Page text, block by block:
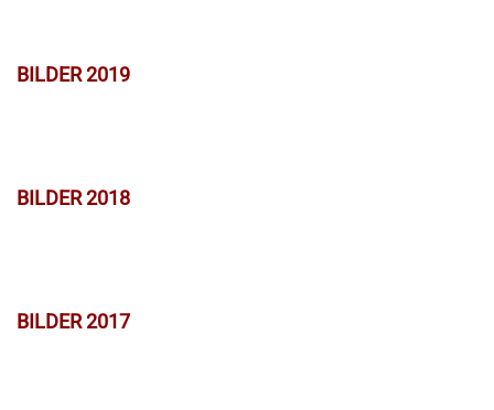
BILDER 2019
BILDER 2018
BILDER 2017